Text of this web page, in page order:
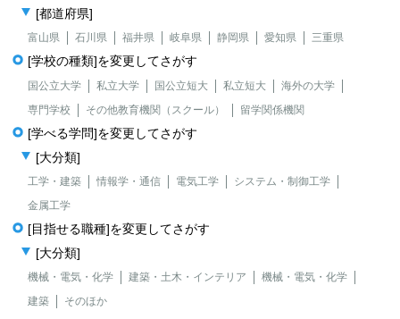
[都道府県]
富山県 石川県 福井県 岐阜県 静岡県 愛知県 三重県
[学校の種類]を変更してさがす
国公立大学 私立大学 国公立短大 私立短大
海外の大学
専門学校
その他教育機関（スクール） 留学関係機関
[学べる学問]を変更してさがす
[大分類]
工学・建築 情報学・通信 電気工学
システム・制御工学
金属工学
[目指せる職種]を変更してさがす
[大分類]
機械・電気・化学 建築・土木・インテリア
機械・電気・化学
建築
そのほか